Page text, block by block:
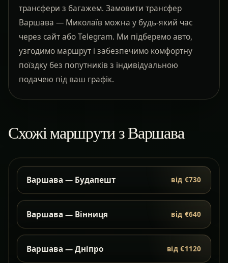
трансфери з багажем. Замовити трансфер
Варшава — Миколаїв можна у будь-який час
через сайт або Telegram. Ми підберемо авто,
узгодимо маршрут і забезпечимо комфортну
поїздку без попутників з індивідуальною
подачею під ваш графік.
Схожі маршрути з Варшава
Варшава — Будапешт від €730
Варшава — Вінниця від €640
Варшава — Дніпро від €1120